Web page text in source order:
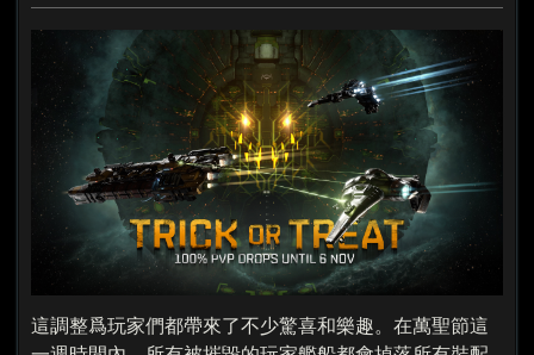
這調整爲玩家們都帶來了不少驚喜和樂趣。在萬聖節這